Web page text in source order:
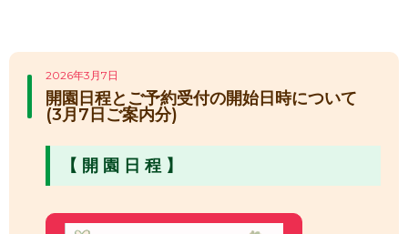
2026年3月7日
開園日程とご予約受付の開始日時について
(3月7日ご案内分)
【 開 園 日 程 】